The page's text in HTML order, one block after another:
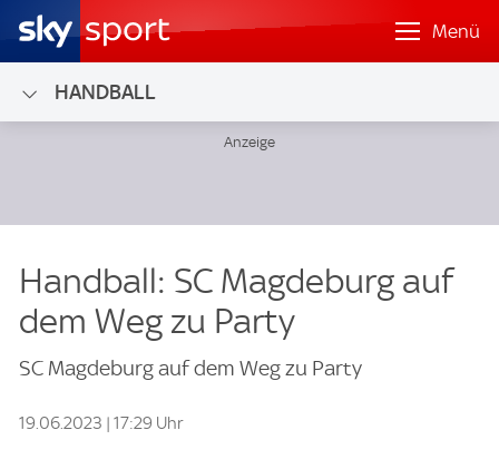
Menü
HANDBALL
Handball: SC Magdeburg auf
dem Weg zu Party
SC Magdeburg auf dem Weg zu Party
19.06.2023 | 17:29 Uhr